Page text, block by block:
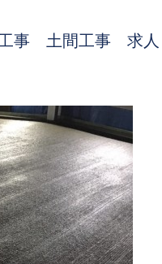
事 土間工事 求人